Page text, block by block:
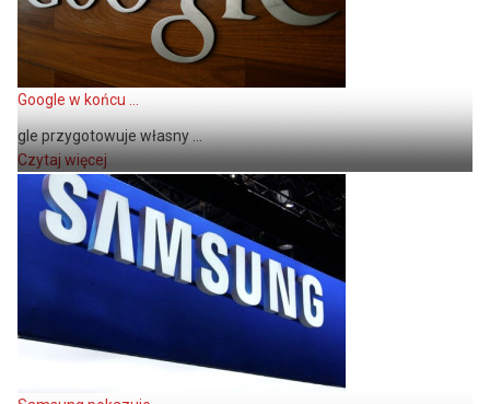
Google w końcu ...
gle przygotowuje własny ...
Czytaj więcej